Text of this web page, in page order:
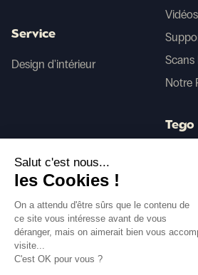
Suivez-nous
Service
Design d'intérieur
Vidéos
Scans
Notre
Tego
Salut c'est nous...
les Cookies !
On a attendu d'être sûrs que le contenu de
ce site vous intéresse avant de vous
déranger, mais on aimerait bien vous
visite...
C'est OK pour vous ?